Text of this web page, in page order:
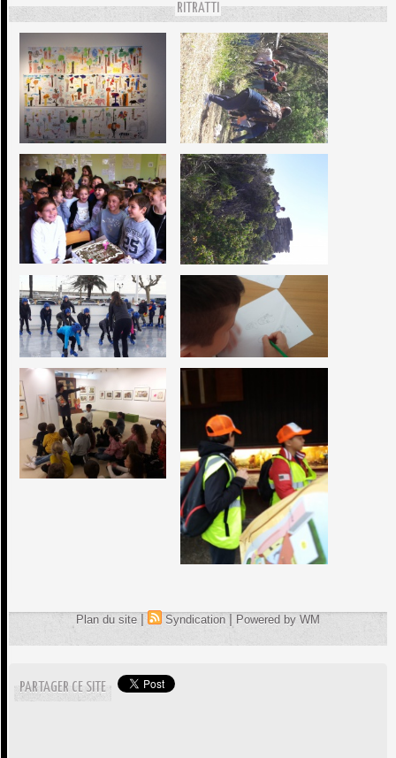
RITRATTI
Plan du site | Syndication | Powered by WM
PARTAGER CE SITE